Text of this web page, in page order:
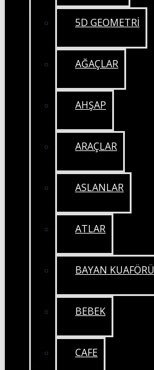
5D GEOMETRİ
AĞAÇLAR
AHŞAP
ARAÇLAR
ASLANLAR
ATLAR
BAYAN KUAFÖRÜ
BEBEK
CAFE